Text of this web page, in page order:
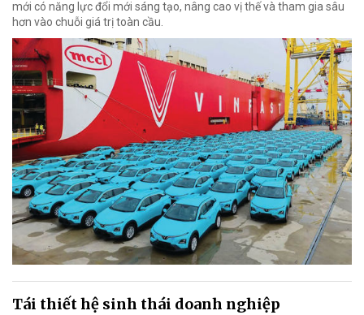
mới có năng lực đổi mới sáng tạo, nâng cao vị thế và tham gia sâu
hơn vào chuỗi giá trị toàn cầu.
Tái thiết hệ sinh thái doanh nghiệp